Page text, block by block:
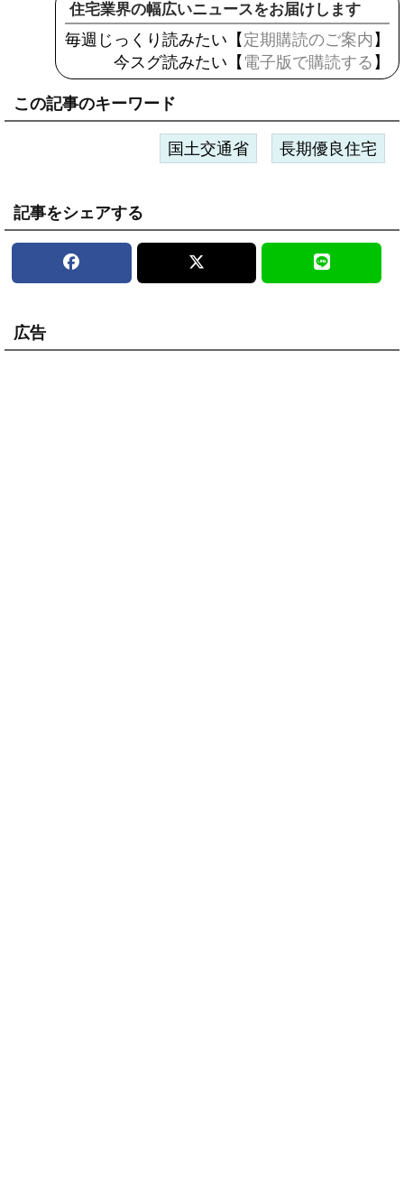
住宅業界の幅広いニュースをお届けします
毎週じっくり読みたい【 定期購読のご案内 】
今スグ読みたい【 電子版で購読する 】
この記事のキーワード
国土交通省 長期優良住宅
記事をシェアする
広告